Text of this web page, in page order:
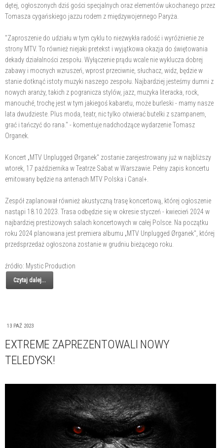
dętej, ogłoszonych dziś gości specjalnych oraz elementów ukochanego przez
Tomasza cygańskiego jazzu rodem z międzywojennego Paryża.
"Zaproszenie do udziału w tym cyklu to niezwykła radość i wyróżnienie ze
strony MTV. To również niejaki pretekst i wyjątkowa okazja do świętowania
dekady działalności zespołu. Wyłączenie prądu wcale nie wyklucza dobrej
zabawy i mocnych wzruszeń, wprost przeciwnie, słuchacz, widz, będzie w
stanie dotknąć istoty muzyki naszego zespołu. Najbardziej jesteśmy dumni z
nowych aranży, takich z pogranicza stylów, jazz, muzyka literacka, rock,
manouché, trochę jest w tym jakiegoś kabaretu, może burleski - mamy nasze
lata dwudzieste. Plus moda, teatr, nic tylko otwierać butelki z szampanem,
grać i tańczyć do rana." - komentuje nadchodzące wydarzenie Tomasz
Organek.
Koncert „MTV Unplugged Ørganek" zostanie zarejestrowany już w najbliższy
wtorek, 17 października w Teatrze Sabat w Warszawie. Pełny zapis koncertu
emitowany będzie na antenach MTV Polska i Canal+.
Zespół zaplanował również akustyczną trasę koncertową, której ogłoszenie
nastąpi 18.10.2023. Trasa odbędzie się w okresie styczeń - kwiecień 2024 w
najbardziej prestiżowych salach koncertowych w całej Polsce. Na początku
roku 2024 planowana jest premiera albumu „MTV Unplugged Ørganek", której
przedsprzedaż ogłoszona zostanie w grudniu bieżącego roku.
źródło: Mystic Production
Czytaj dalej...
13 PAŹ 2023
EXTREME ZAPREZENTOWALI NOWY
TELEDYSK!